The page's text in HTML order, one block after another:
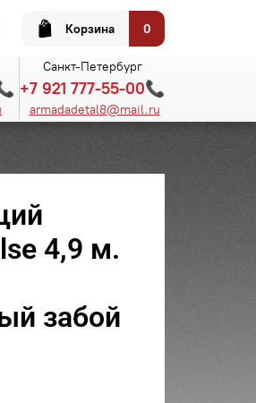
Корзина 0
Санкт-Петербург
+7 921 777-55-00📞
armadadetal8@mail.ru
4,9 м.
забой